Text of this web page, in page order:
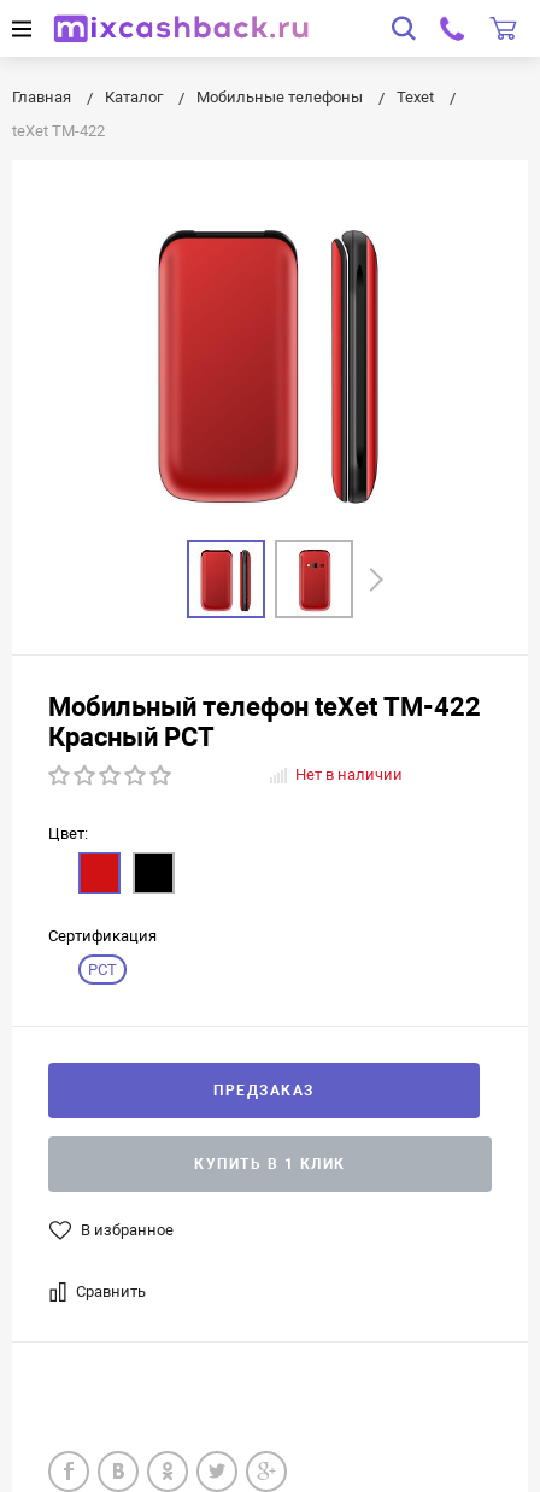
Главная Каталог Мобильные телефоны
Texet
teXet TM-422
Мобильный телефон teXet TM-422
Красный РСТ
Нет в наличии
Цвет:
Сертификация
РСТ
ПРЕДЗАКАЗ
КУПИТЬ В 1 КЛИК
В избранное
Сравнить